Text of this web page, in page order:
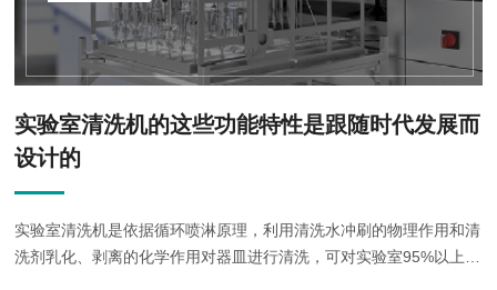
实验室清洗机的这些功能特性是跟随时代发展而
设计的
实验室清洗机是依据循环喷淋原理，利用清洗水冲刷的物理作用和清
洗剂乳化、剥离的化学作用对器皿进行清洗，可对实验室95%以上的